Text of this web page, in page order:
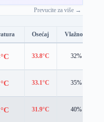
Prevucite za više →
Osećaj Vlažnost
33.8°C 32%
33.1°C 35%
31.9°C 40%